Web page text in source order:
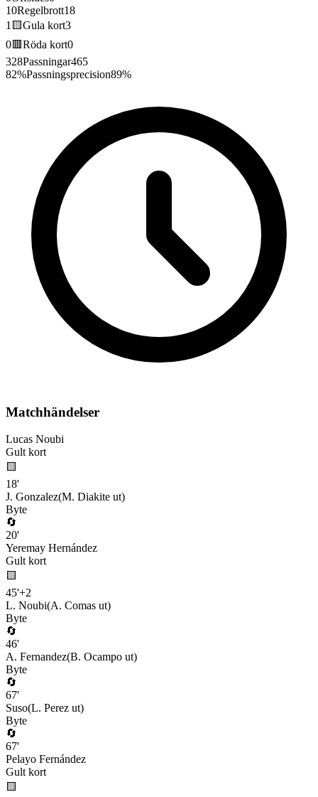
10Regelbrott18
1 🟨Gula kort3
0🟥Röda kort0
328Passningar465
82%Passningsprecision89%
Matchhändelser
Lucas Noubi
Gult kort
🟨
18'
J. Gonzalez(M. Diakite ut)
Byte
🔄
20'
Yeremay Hernández
Gult kort
🟨
45'+2
L. Noubi(A. Comas ut)
Byte
🔄
46'
A. Fernandez(B. Ocampo ut)
Byte
🔄
67'
Suso(L. Perez ut)
Byte
🔄
67'
Pelayo Fernández
Gult kort
🟨